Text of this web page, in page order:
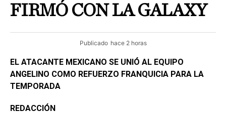
FIRMÓ CON LA GALAXY
Publicado hace 2 horas
EL ATACANTE MEXICANO SE UNIÓ AL EQUIPO
ANGELINO COMO REFUERZO FRANQUICIA PARA LA
TEMPORADA
REDACCIÓN